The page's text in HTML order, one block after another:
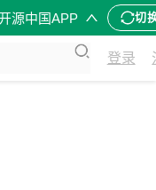
源中国APP 切
登录